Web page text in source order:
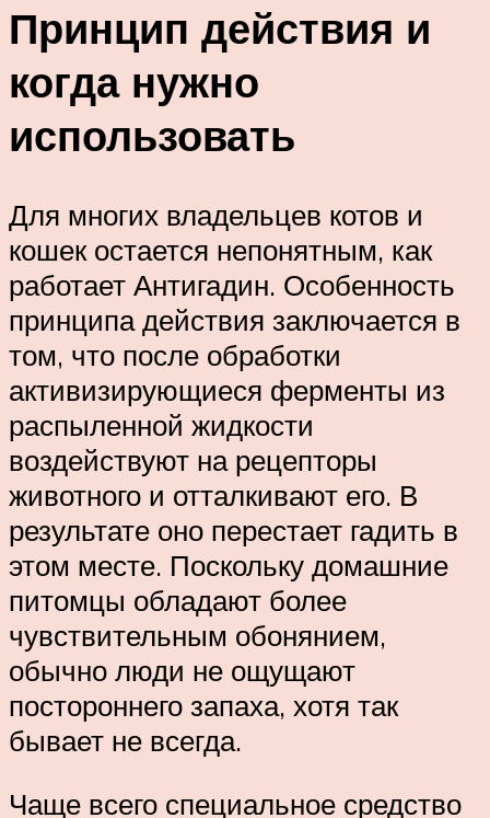
Принцип действия и
когда нужно
использовать
Для многих владельцев котов и
кошек остается непонятным, как
работает Антигадин. Особенность
принципа действия заключается в
том, что после обработки
активизирующиеся ферменты из
распыленной жидкости
воздействуют на рецепторы
животного и отталкивают его. В
результате оно перестает гадить в
этом месте. Поскольку домашние
питомцы обладают более
чувствительным обонянием,
обычно люди не ощущают
постороннего запаха, хотя так
бывает не всегда.
Чаще всего специальное средство